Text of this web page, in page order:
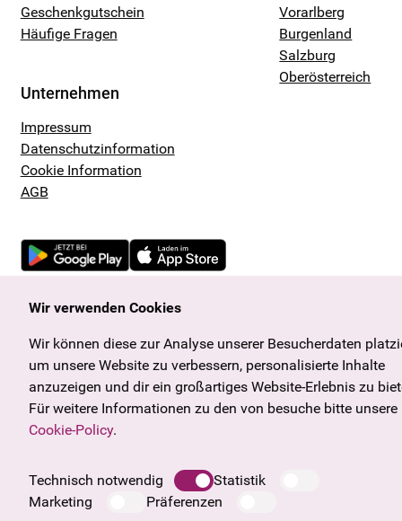
Geschenkgutschein
Häufige Fragen
Unternehmen
Impressum
Datenschutzinformation
Cookie Information
AGB
Vorarlberg
Burgenland
Salzburg
Oberösterreich
Wir verwenden Cookies
Wir können diese zur Analyse unserer Besucherdaten
um unsere Website zu verbessern, personalisierte Inhalte
anzuzeigen und dir ein großartiges Website-Erlebnis zu
Für weitere Informationen zu den von besuche bitte unsere
Cookie-Policy.
Technisch notwendig
Statistik
Marketing
Präferenzen